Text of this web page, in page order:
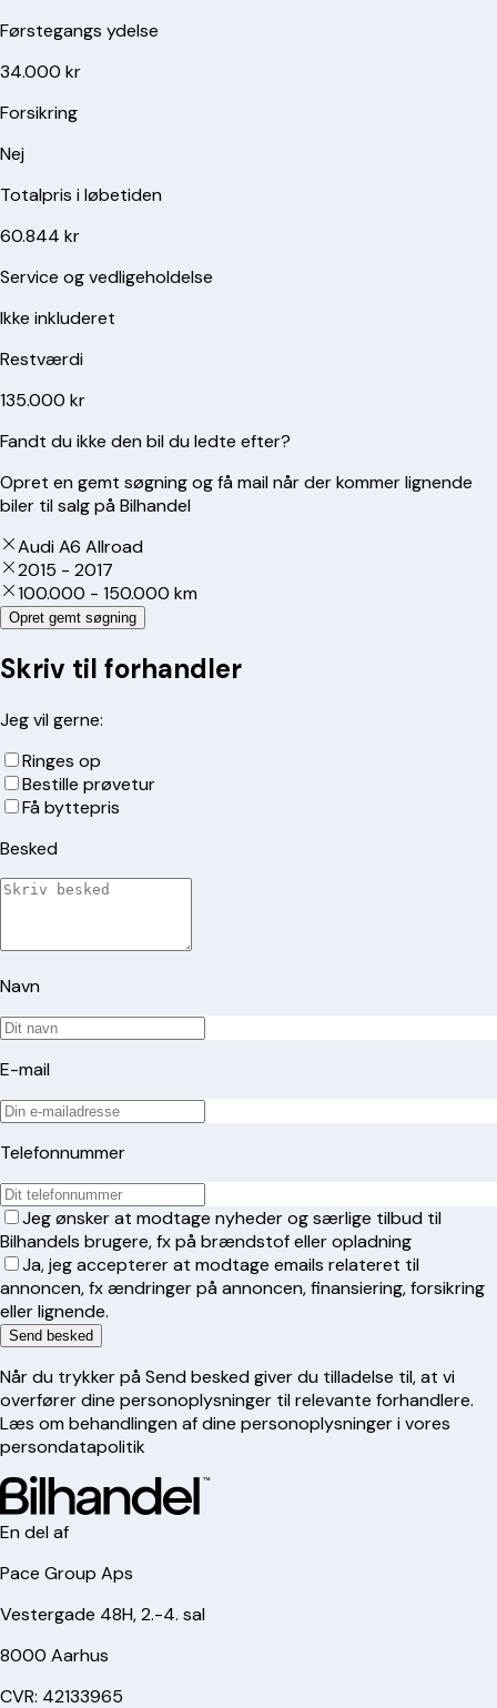
Førstegangs ydelse
34.000 kr
Forsikring
Nej
Totalpris i løbetiden
60.844 kr
Service og vedligeholdelse
Ikke inkluderet
Restværdi
135.000 kr
Fandt du ikke den bil du ledte efter?
Opret en gemt søgning og få mail når der kommer lignende
biler til salg på Bilhandel
Audi A6 Allroad
2015 - 2017
100.000 - 150.000 km
Opret gemt søgning
Skriv til forhandler
Jeg vil gerne:
Ringes op
Bestille prøvetur
Få byttepris
Besked
Navn
E-mail
Telefonnummer
Jeg ønsker at modtage nyheder og særlige tilbud til
Bilhandels brugere, fx på brændstof eller opladning
Ja, jeg accepterer at modtage emails relateret til
annoncen, fx ændringer på annoncen, finansiering, forsikring
eller lignende.
Send besked
Når du trykker på Send besked giver du tilladelse til, at vi
overfører dine personoplysninger til relevante forhandlere.
Læs om behandlingen af dine personoplysninger i vores
persondatapolitik
En del af
Pace Group Aps
Vestergade 48H, 2.-4. sal
8000 Aarhus
CVR: 42133965